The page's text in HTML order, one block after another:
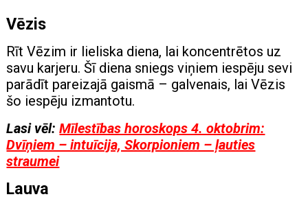
Vēzis
Rīt Vēzim ir lieliska diena, lai koncentrētos uz
savu karjeru. Šī diena sniegs viņiem iespēju sevi
parādīt pareizajā gaismā – galvenais, lai Vēzis
šo iespēju izmantotu.
Lasi vēl:Mīlestības horoskops 4. oktobrim:
Dvīņiem – intuīcija, Skorpioniem – ļauties
straumei
Lauva